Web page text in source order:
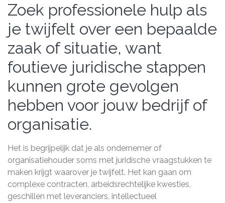
Zoek professionele hulp als
je twijfelt over een bepaalde
zaak of situatie, want
foutieve juridische stappen
kunnen grote gevolgen
hebben voor jouw bedrijf of
organisatie.
Het is begrijpelijk dat je als ondernemer of
organisatiehouder soms met juridische vraagstukken te
maken krijgt waarover je twijfelt. Het kan gaan om
complexe contracten, arbeidsrechtelijke kwesties,
geschillen met leveranciers, intellectueel